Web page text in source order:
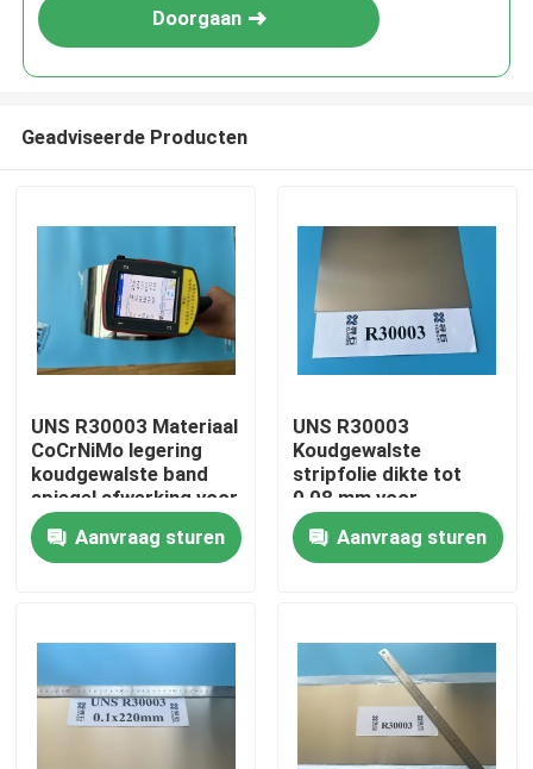
Thuis
Video's
Doorgaan
Geadviseerde Producten
UNS R30003 Materiaal
CoCrNiMo legering
koudgewalste band
spiegel afwerking voor
diafragma klep
toepassing
Aanvraag sturen
UNS R30003
Koudgewalste
stripfolie dikte tot
0,08 mm voor
membraanklep
Aanvraag sturen